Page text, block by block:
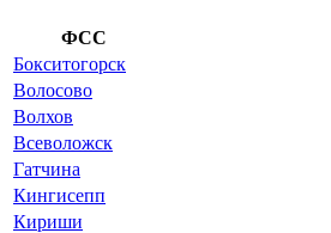
ФСС
Бокситогорск
Волосово
Волхов
Всеволожск
Гатчина
Кингисепп
Кириши